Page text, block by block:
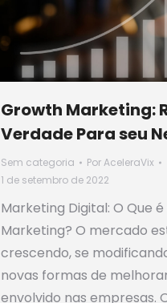
Growth Marketing:
Verdade Para seu
Sem categoria PorAceleraVix
1 de setembro de 2022
Marketing Digital: O Que
Marketing? O mercado
crescendo, se
novas formas de
envolvido nas empresas.